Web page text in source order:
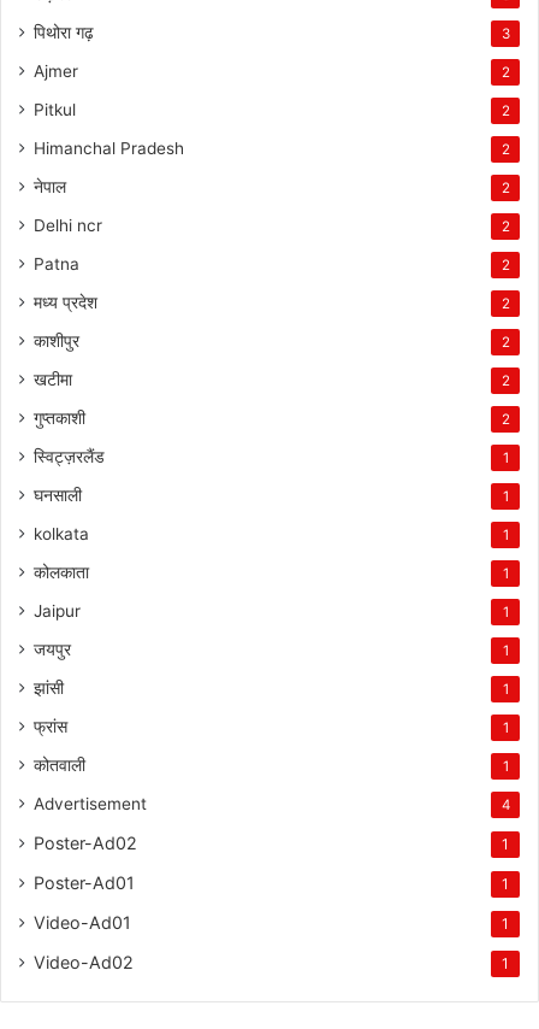
पिथोरा गढ़ 3
Ajmer 2
Pitkul 2
Himanchal Pradesh 2
नेपाल 2
Delhi ncr 2
Patna 2
मध्य प्रदेश 2
काशीपुर 2
खटीमा 2
गुप्तकाशी 2
स्विट्ज़रलैंड 1
घनसाली 1
kolkata 1
कोलकाता 1
Jaipur 1
जयपुर 1
झांसी 1
फ्रांस 1
कोतवाली 1
Advertisement 4
Poster-Ad02 1
Poster-Ad01 1
Video-Ad01 1
Video-Ad02 1